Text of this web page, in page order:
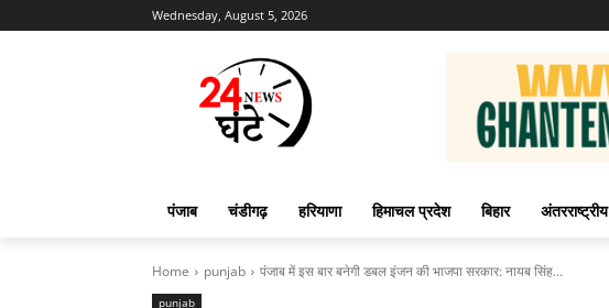
Wednesday, August 5, 2026
पंजाब चंडीगढ़ हरियाणा हिमाचल प्रदेश बिहार अंतरराष्ट्रीय
Home punjab पंजाब में इस बार बनेगी डबल इंजन की भाजपा सरकार: नायब सिंह...
punjab